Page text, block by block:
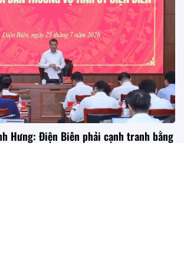
Hưng: Điện Biên phải cạnh tranh bằng